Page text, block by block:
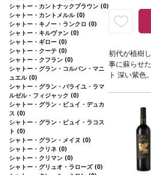
シャトー・カントナックブラウン (0)
シャトー・カントメルル (0)
シャトー・キノー・ランクロ (0)
シャトー・キルヴァン (0)
シャトー・ギロー (0)
シャトー・クーテ (0)
シャトー・クフラン (0)
シャトー・グラン・コルバン・マニ
ュエル (0)
シャトー・グラン・バライユ・ラマ
ルゼル・フィジャック (0)
シャトー・グラン・ピュイ・デュカ
ス (0)
シャトー・グラン・ピュイ・ラコス
ト (0)
シャトー・グラン・メイヌ (0)
シャトー・クリネ (0)
シャトー・クリマン (0)
シャトー・グリュオ・ラローズ (0)
初代が植樹
事に蘇らせ
ト深い紫色
果実味を含
たす。18ヵ
の後味をも
ク、グリル
カリ
本ヴィンテ
り価格が同
ージに変更